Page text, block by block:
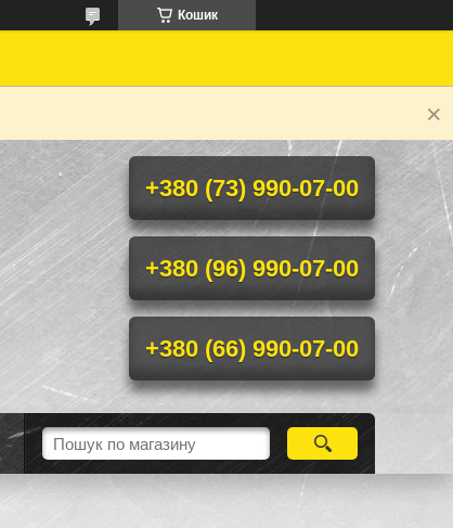
Кошик
+380 (73) 990-07-00
+380 (96) 990-07-00
+380 (66) 990-07-00